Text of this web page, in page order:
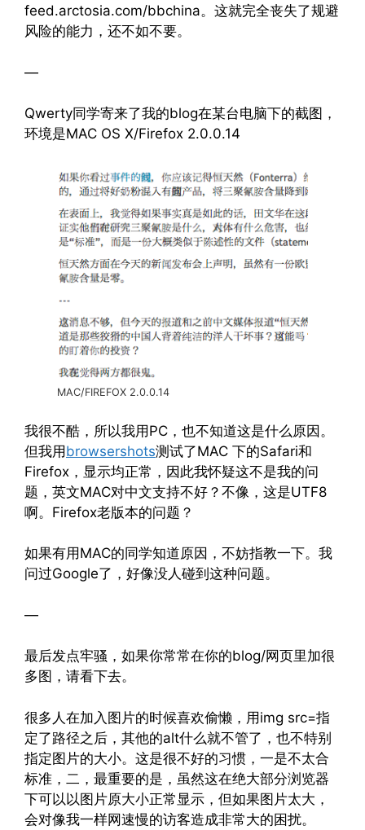
feed.arctosia.com/bbchina。这就完全丧失了规避
风险的能力，还不如不要。
—
Qwerty同学寄来了我的blog在某台电脑下的截图，
环境是MAC OS X/Firefox 2.0.0.14
MAC/FIREFOX 2.0.0.14
我很不酷，所以我用PC，也不知道这是什么原因。
但我用browsershots测试了MAC 下的Safari和
Firefox，显示均正常，因此我怀疑这不是我的问
题，英文MAC对中文支持不好？不像，这是UTF8
啊。Firefox老版本的问题？
如果有用MAC的同学知道原因，不妨指教一下。我
问过Google了，好像没人碰到这种问题。
—
最后发点牢骚，如果你常常在你的blog/网页里加很
多图，请看下去。
很多人在加入图片的时候喜欢偷懒，用img src=指
定了路径之后，其他的alt什么就不管了，也不特别
指定图片的大小。这是很不好的习惯，一是不太合
标准，二，最重要的是，虽然这在绝大部分浏览器
下可以以图片原大小正常显示，但如果图片太大，
会对像我一样网速慢的访客造成非常大的困扰。